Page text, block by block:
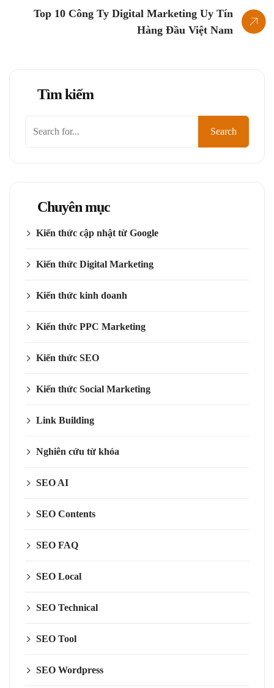
Top 10 Công Ty Digital Marketing Uy Tín
Hàng Đầu Việt Nam
Tìm kiếm
Search
Chuyên mục
Kiến thức cập nhật từ Google
Kiến thức Digital Marketing
Kiến thức kinh doanh
Kiến thức PPC Marketing
Kiến thức SEO
Kiến thức Social Marketing
Link Building
Nghiên cứu từ khóa
SEO AI
SEO Contents
SEO FAQ
SEO Local
SEO Technical
SEO Tool
SEO Wordpress